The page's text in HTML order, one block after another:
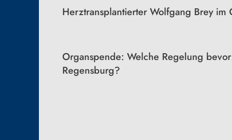
Herztransplantierter Wolfgang Brey im
Organspende: Welche Regelung
Regensburg?